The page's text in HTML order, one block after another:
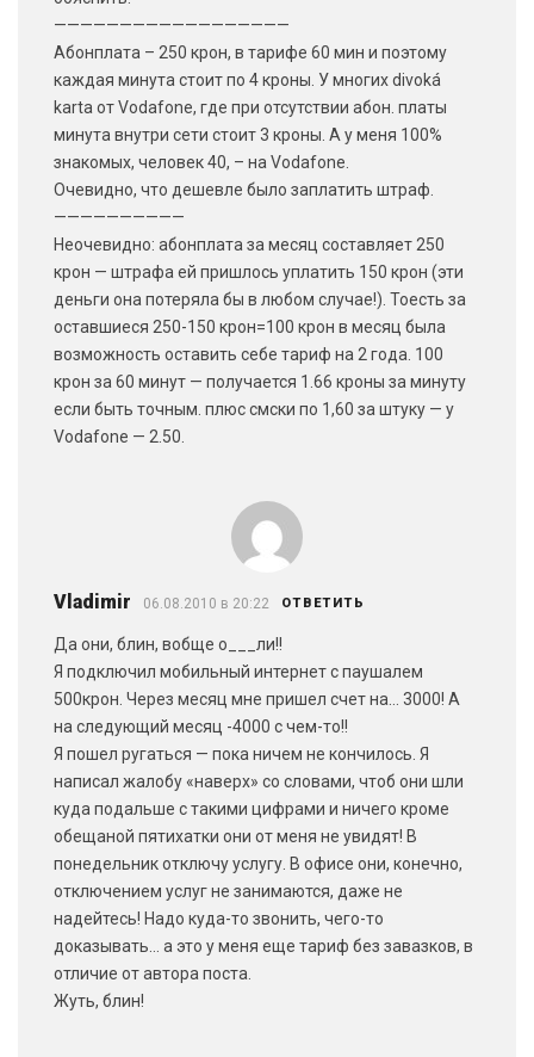
——————————————————
Абонплата – 250 крон, в тарифе 60 мин и поэтому
каждая минута стоит по 4 кроны. У многих divoká
karta от Vodafone, где при отсутствии абон. платы
минута внутри сети стоит 3 кроны. А у меня 100%
знакомых, человек 40, – на Vodafone.
Очевидно, что дешевле было заплатить штраф.
——————————
Неочевидно: абонплата за месяц составляет 250
крон — штрафа ей пришлось уплатить 150 крон (эти
деньги она потеряла бы в любом случае!). Тоесть за
оставшиеся 250-150 крон=100 крон в месяц была
возможность оставить себе тариф на 2 года. 100
крон за 60 минут — получается 1.66 кроны за минуту
если быть точным. плюс смски по 1,60 за штуку — у
Vodafone — 2.50.
Vladimir 06.08.2010 в 20:22 ОТВЕТИТЬ
Да они, блин, вобще о___ли!!
Я подключил мобильный интернет с паушалем
500крон. Через месяц мне пришел счет на… 3000! А
на следующий месяц -4000 с чем-то!!
Я пошел ругаться — пока ничем не кончилось. Я
написал жалобу «наверх» со словами, чтоб они шли
куда подальше с такими цифрами и ничего кроме
обещаной пятихатки они от меня не увидят! В
понедельник отключу услугу. В офисе они, конечно,
отключением услуг не занимаются, даже не
надейтесь! Надо куда-то звонить, чего-то
доказывать… а это у меня еще тариф без завазков, в
отличие от автора поста.
Жуть, блин!